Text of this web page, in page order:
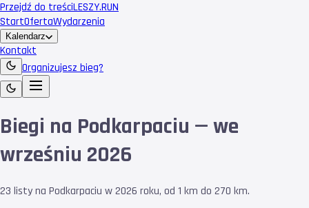
Przejdź do treściLESZY.RUN
StartOfertaWydarzenia
Kalendarz
Kontakt
Organizujesz bieg?
Biegi na Podkarpaciu — we
wrześniu 2026
23 listy na Podkarpaciu w 2026 roku, od 1 km do 270 km.